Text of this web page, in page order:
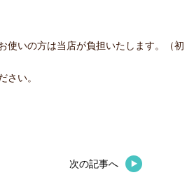
使いの方は当店が負担いたします。（初
さい。
次の記事へ